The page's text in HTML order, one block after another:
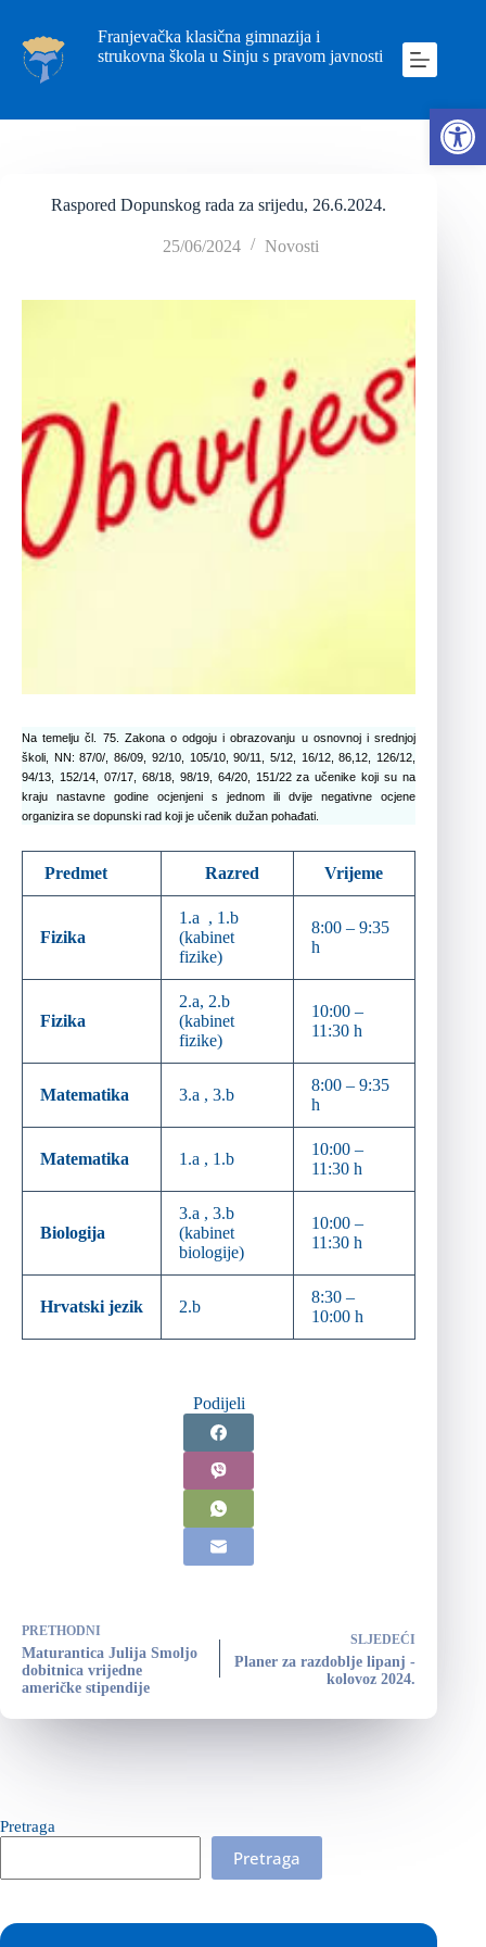
Franjevačka klasična gimnazija i
strukovna škola u Sinju s pravom javnosti
Raspored Dopunskog rada za srijedu, 26.6.2024.
25/06/2024 Novosti
Na temelju čl. 75. Zakona o odgoju i obrazovanju u osnovnoj i srednjoj
školi, NN: 87/0/, 86/09, 92/10, 105/10, 90/11, 5/12, 16/12, 86,12, 126/12,
94/13, 152/14, 07/17, 68/18, 98/19, 64/20, 151/22 za učenike koji su na
kraju nastavne godine ocjenjeni s jednom ili dvije negativne ocjene
organizira se dopunski rad koji je učenik dužan pohađati.
Predmet Razred Vrijeme
Fizika
1.a , 1.b
(kabinet
fizike)
8:00 – 9:35
h
Fizika
2.a, 2.b
(kabinet
fizike)
10:00 –
11:30 h
Matematika 3.a , 3.b
8:00 – 9:35
h
Matematika 1.a , 1.b
10:00 –
11:30 h
Biologija
3.a , 3.b
(kabinet
biologije)
10:00 –
11:30 h
Hrvatski jezik 2.b
8:30 –
10:00 h
Podijeli
PRETHODNI
Maturantica Julija Smoljo
dobitnica vrijedne
američke stipendije
SLJEDEĆI
Planer za razdoblje lipanj -
kolovoz 2024.
Pretraga
Pretraga